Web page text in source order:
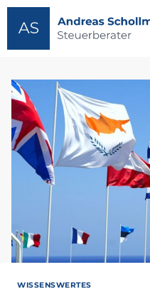
Zum
Inhalt
WISSENSWERTES